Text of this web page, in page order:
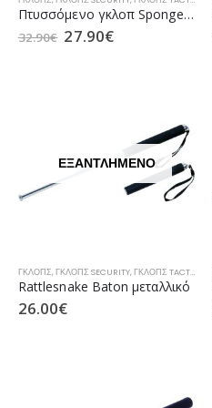
Πτυσσόμενο γκλοπ Sponge-Nickel “26”
32.90€ 27.90€
ΕΞΑΝΤΛΗΜΈΝΟ
ΓΚΛΟΠΣ,ΓΚΛΟΠΣ SECURITY,ΓΚΛΟΠΣ TACTICAL
Rattlesnake Baton μεταλλικό
26.00€